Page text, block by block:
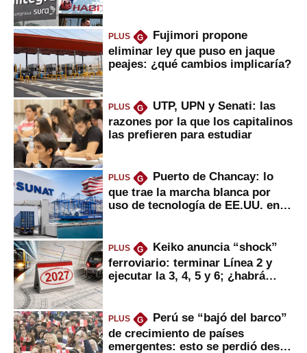
PLUS G
Fujimori propone
eliminar ley que puso en jaque
peajes: ¿qué cambios implicaría?
PLUS G
UTP, UPN y Senati: las
razones por la que los capitalinos
las prefieren para estudiar
PLUS G
Puerto de Chancay: lo
que trae la marcha blanca por
uso de tecnología de EE.UU. en
PLUS G
Keiko anuncia “shock”
ferroviario: terminar Línea 2 y
ejecutar la 3, 4, 5 y 6; ¿habrá
PLUS G
Perú se “bajó del barco”
de crecimiento de países
emergentes: esto se perdió desde